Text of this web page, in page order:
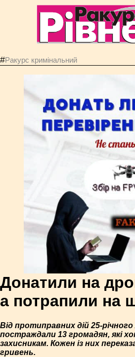
#Ракурс кримінальний
Донатили на
а потрапили на
Від протиправних дій 25-
постраждали 13 громадян, які
захисникам. Кожен із них
гривень.